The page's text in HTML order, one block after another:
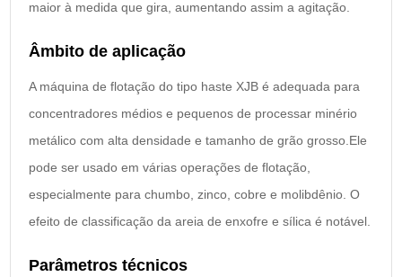
maior à medida que gira, aumentando assim a agitação.
Âmbito de aplicação
A máquina de flotação do tipo haste XJB é adequada para
concentradores médios e pequenos de processar minério
metálico com alta densidade e tamanho de grão grosso.Ele
pode ser usado em várias operações de flotação,
especialmente para chumbo, zinco, cobre e molibdênio. O
efeito de classificação da areia de enxofre e sílica é notável.
Parâmetros técnicos